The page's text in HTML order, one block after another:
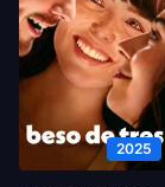
2025